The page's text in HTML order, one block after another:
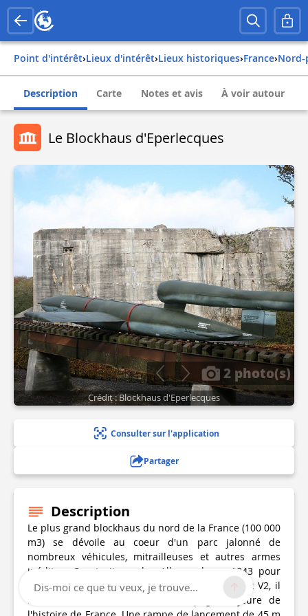
Point d'intérêt› Lieux d'intérêt› Lieux historiques› france›
Description Carte Notes et avis À voir autour
Le Blockhaus d'Eperlecques
2 photo(s)
Crédit : Blockhaus d'Eperlecques
Consulter sur l'application
Partager
Description
Le plus grand blockhaus du nord de la France (100 000
m3) se dévoile au coeur d'un parc jalonné de
nombreux véhicules, mitrailleuses et autres armes
inédites. Construit par les Allemands en 1943 pour
servir de base de lancement des missiles V1 et V2, il
raconte au fil de la visite, une page majeure de
Dis-moi ce que tu veux, je trouve...